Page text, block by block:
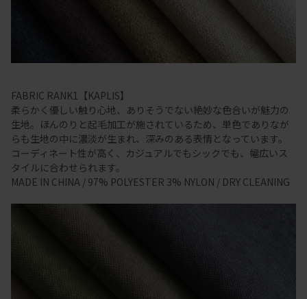
FABRIC RANK1【KAPLIS】
柔らかく優しい触り心地、ありそうでない絶妙な色合いが魅力の
生地。ほんのりと起毛加工が施されているため、単色でありなが
らも生地の中に濃淡が生まれ、深みのある表情となっています。
コーディネート性が高く、カジュアルでもシックでも、幅広いス
タイルに合わせられます。
MADE IN CHINA / 97% POLYESTER 3% NYLON / DRY CLEANING